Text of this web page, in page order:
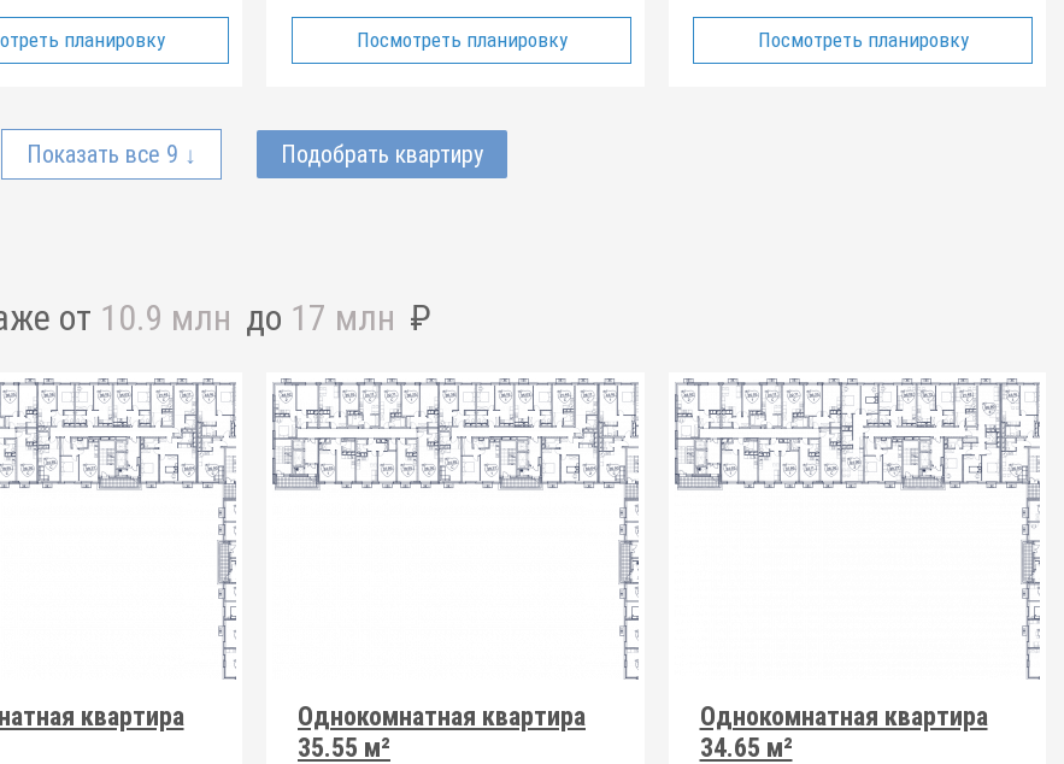
планировку Посмотреть планировку Посмотреть планировку
Показать все 9 ↓ Подобрать квартиру
от 10.9 млн до 17 млн ₽
квартира
Однокомнатная квартира
35.55 м²
Однокомнатная квартира
34.65 м²